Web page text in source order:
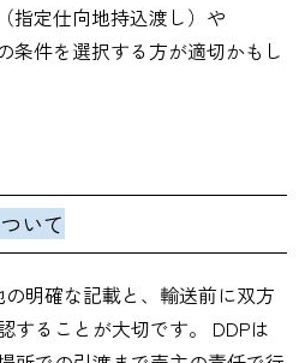
指定仕向地持込渡し）や
条件を選択する方が適切かもし
いて
明確な記載と、輸送前に双方
することが大切です。 DDPは